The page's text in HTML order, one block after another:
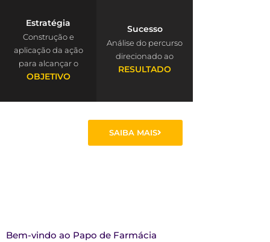
Estratégia
Construção e
aplicação da ação
para alcançar o
OBJETIVO
Sucesso
Análise do percurso
direcionado ao
RESULTADO
SAIBA MAIS
Bem-vindo ao Papo de Farmácia